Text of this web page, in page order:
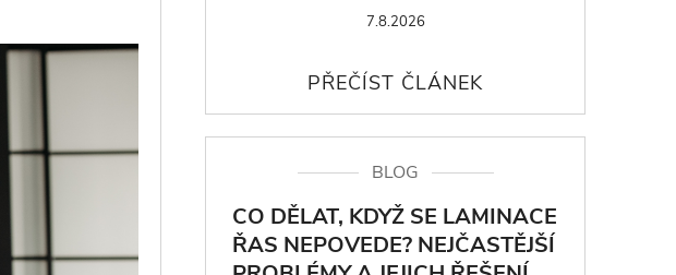
7.8.2026
BLOG
CO DĚLAT, KDYŽ SE LAMINACE
ŘAS NEPOVEDE? NEJČASTĚJŠÍ